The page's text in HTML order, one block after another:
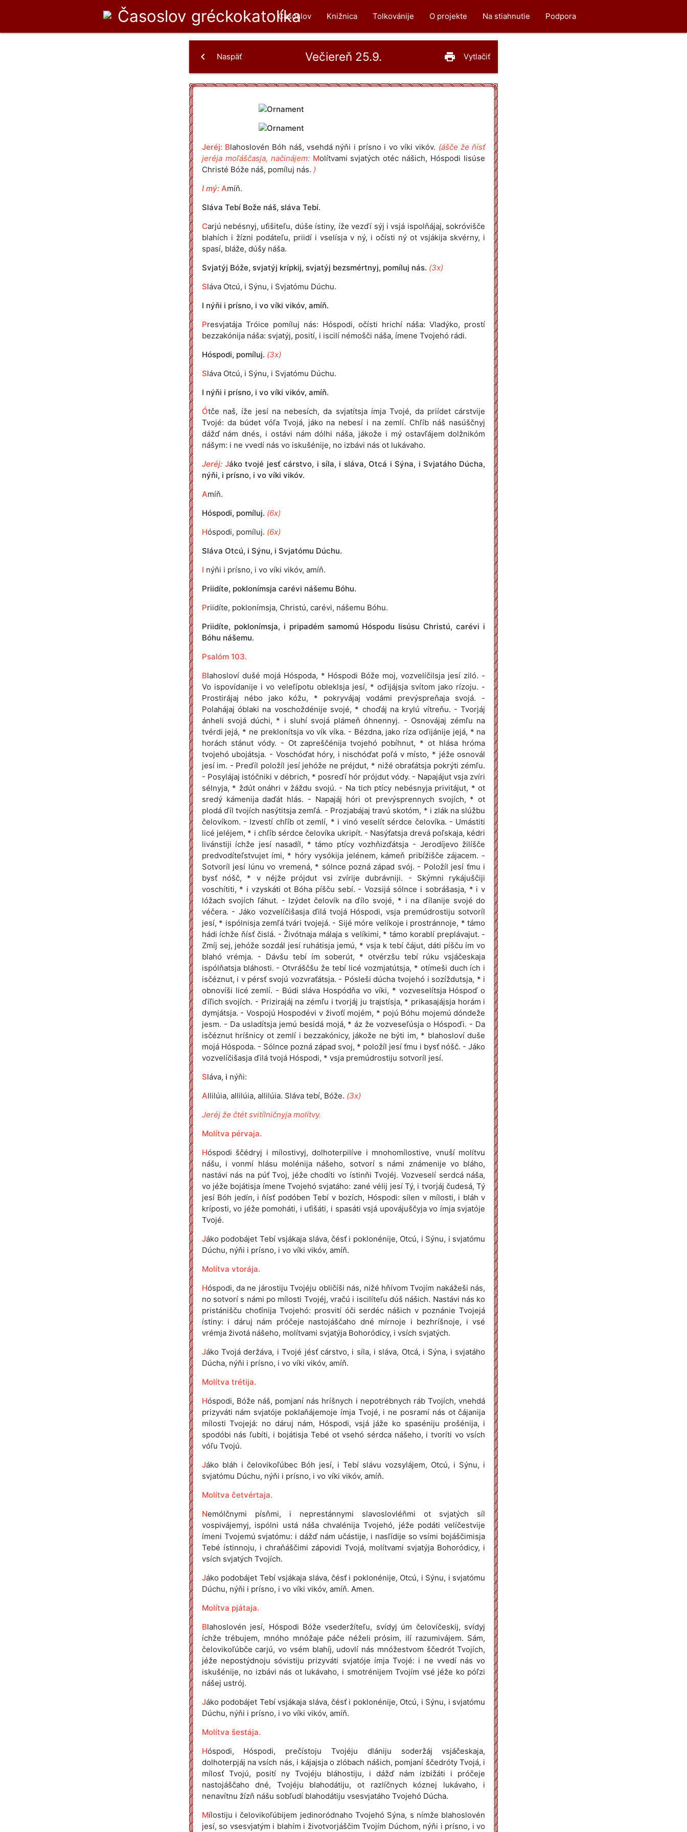
Časoslov gréckokatolíka
Časoslov Knižnica Tolkovánije O projekte Na stiahnutie Podpora
Večiereň 25.9.
chevron_left Naspäť print Vytlačiť
Jeréj: Blahoslovén Bóh náš, vsehdá nýňi i prísno i vo víki vikóv. (ášče že ňísť
jeréja moľáščasja, načinájem: Molítvami svjatých otéc nášich, Hóspodi Iisúse
Christé Bóže náš, pomíluj nás. )
I mý: Amíň.
Sláva Tebí Bože náš, sláva Tebí.
Carjú nebésnyj, uťišiteľu, dúše ístiny, íže vezďí sýj i vsjá ispolňájaj, sokróvišče
blahích i žízni podáteľu, priidí i vselísja v ný, i očísti ný ot vsjákija skvérny, i
spasí, bláže, dúšy náša.
Svjatýj Bóže, svjatýj krípkij, svjatýj bezsmértnyj, pomíluj nás. (3x)
Sláva Otcú, i Sýnu, i Svjatómu Dúchu.
I nýňi i prísno, i vo víki vikóv, amíň.
Presvjatája Tróice pomíluj nás: Hóspodi, očísti hrichí náša: Vladýko, prostí
bezzakónija náša: svjatýj, posití, i iscilí némošči náša, ímene Tvojehó rádi.
Hóspodi, pomíluj. (3x)
Sláva Otcú, i Sýnu, i Svjatómu Dúchu.
I nýňi i prísno, i vo víki vikóv, amíň.
Ótče naš, íže jesí na nebesích, da svjatítsja ímja Tvojé, da priídet cárstvije
Tvojé: da búdet vóľa Tvojá, jáko na nebesí i na zemlí. Chľíb náš nasúščnyj
dážď nám dnés, i ostávi nám dólhi náša, jákože i mý ostavľájem dolžnikóm
nášym: i ne vvedí nás vo iskušénije, no izbávi nás ot lukávaho.
Jeréj: Jáko tvojé jesť cárstvo, i síla, i sláva, Otcá i Sýna, i Svjatáho Dúcha,
nýňi, i prísno, i vo víki vikóv.
Amíň.
Hóspodi, pomíluj. (6x)
Hóspodi, pomíluj. (6x)
Sláva Otcú, i Sýnu, i Svjatómu Dúchu.
I nýňi i prísno, i vo víki vikóv, amíň.
Priidíte, poklonímsja carévi nášemu Bóhu.
Priidíte, poklonímsja, Christú, carévi, nášemu Bóhu.
Priidíte, poklonímsja, i pripadém samomú Hóspodu Iisúsu Christú, carévi i
Bóhu nášemu.
Psalóm 103.
Blahosloví dušé mojá Hóspoda, * Hóspodi Bóže moj, vozvelíčilsja jesí ziló. -
Vo ispovídanije i vo veleľípotu obleklsja jesí, * oďijájsja svítom jako rízoju. -
Prostirájaj nébo jako kóžu, * pokryvájaj vodámi prevýspreňaja svojá. -
Polahájaj óblaki na voschoždénije svojé, * choďáj na krylú vítreňu. - Tvorjáj
ánheli svojá dúchi, * i sluhí svojá plámeň óhnennyj. - Osnovájaj zémľu na
tvérdi jejá, * ne preklonítsja vo vík víka. - Bézdna, jako ríza oďijánije jejá, * na
horách stánut vódy. - Ot zapreščénija tvojehó pobíhnut, * ot hlása hróma
tvojehó ubojátsja. - Voschóďat hóry, i nischóďat poľá v místo, * jéže osnovál
jesí im. - Preďíl položíl jesí jehóže ne préjdut, * nižé obraťátsja pokrýti zémľu.
- Posylájaj istóčniki v débrich, * posreďí hór prójdut vódy. - Napajájut vsja zvíri
sélnyja, * ždút onáhri v žáždu svojú. - Na tich ptícy nebésnyja privitájut, * ot
sredý kámenija daďát hlás. - Napajáj hóri ot prevýsprennych svojích, * ot
plodá ďíl tvojích nasýtitsja zemľá. - Prozjabájaj travú skotóm, * i zlák na slúžbu
čelovíkom. - Izvestí chľíb ot zemlí, * i vinó veselít sérdce čelovíka. - Umástiti
licé jeléjem, * i chľíb sérdce čelovíka ukripít. - Nasýťatsja drevá poľskaja, kédri
livánstiji íchže jesí nasadíl, * támo ptícy vozhňizďátsja - Jerodíjevo žilíšče
predvodíteľstvujet ími, * hóry vysókija jelénem, kámeň pribížišče zájacem. -
Sotvoríl jesí lúnu vo vremená, * sólnce pozná západ svój. - Položíl jesí ťmu i
bysť nóšč, * v néjže prójdut vsi zvírije dubrávniji. - Skýmni rykájuščiji
voschítiti, * i vzyskáti ot Bóha píšču sebí. - Vozsijá sólnce i sobrášasja, * i v
lóžach svojích ľáhut. - Izýdet čelovík na ďílo svojé, * i na ďílanije svojé do
véčera. - Jáko vozvelíčišasja ďilá tvojá Hóspodi, vsja premúdrostiju sotvoríl
jesí, * ispólnisja zemľá tvári tvojejá. - Sijé móre velíkoje i prostránnoje, * támo
hádi íchže ňísť čislá. - Živótnaja málaja s velíkimi, * támo korablí preplávajut. -
Zmíj sej, jehóže sozdál jesí ruhátisja jemú, * vsja k tebí čájut, dáti píšču ím vo
blahó vrémja. - Dávšu tebí ím soberút, * otvérzšu tebí rúku vsjáčeskaja
ispólňatsja bláhosti. - Otvráščšu že tebí licé vozmjatútsja, * otímeši duch ích i
isčéznut, i v pérsť svojú vozvraťátsja. - Pósleši dúcha tvojehó i sozíždutsja, * i
obnovíši licé zemlí. - Búdi sláva Hospódňa vo víki, * vozveselítsja Hóspoď o
ďíľich svojích. - Prizirajáj na zémľu i tvorjáj ju trajstísja, * prikasajájsja horám i
dymjátsja. - Vospojú Hospodévi v živoťí mojém, * pojú Bóhu mojemú dóndeže
jesm. - Da usladítsja jemú besidá mojá, * áz že vozveseľúsja o Hóspoďi. - Da
isčéznut hríšnicy ot zemlí i bezzakónicy, jákože ne býti im, * blahosloví duše
mojá Hóspoda. - Sólnce pozná západ svoj, * položíl jesí ťmu i bysť nóšč. - Jáko
vozvelíčišasja ďilá tvojá Hóspodi, * vsja premúdrostiju sotvoríl jesí.
Sláva, i nýňi:
Allilúia, allilúia, allilúia. Sláva tebí, Bóže. (3x)
Jeréj že čtét svitílničnyja molítvy.
Molítva pérvaja.
Hóspodi ščédryj i mílostivyj, dolhoterpilíve i mnohomílostive, vnuší molítvu
nášu, i vonmí hlásu molénija nášeho, sotvorí s námi známenije vo bláho,
nastávi nás na púť Tvoj, jéže chodíti vo ístinňi Tvojéj. Vozveselí serdcá náša,
vo jéže bojátisja ímene Tvojehó svjatáho: zané vélij jesí Tý, i tvorjáj čudesá, Tý
jesí Bóh jedín, i ňísť podóben Tebí v bozích, Hóspodi: sílen v mílosti, i bláh v
kríposti, vo jéže pomoháti, i uťišáti, i spasáti vsjá upovájuščyja vo ímja svjatóje
Tvojé.
Jáko podobájet Tebí vsjákaja sláva, čésť i poklonénije, Otcú, i Sýnu, i svjatómu
Dúchu, nýňi i prísno, i vo víki vikóv, amíň.
Molítva vtorája.
Hóspodi, da ne járostiju Tvojéju obličíši nás, nižé hňívom Tvojím nakážeši nás,
no sotvorí s námi po mílosti Tvojéj, vračú i iscilíteľu dúš nášich. Nastávi nás ko
pristánišču choťínija Tvojehó: prosvití óči serdéc nášich v poznánie Tvojejá
ístiny: i dáruj nám próčeje nastojáščaho dné mírnoje i bezhríšnoje, i vsé
vrémja životá nášeho, molítvami svjatýja Bohoródicy, i vsích svjatých.
Jáko Tvojá deržáva, i Tvojé jésť cárstvo, i síla, i sláva, Otcá, i Sýna, i svjatáho
Dúcha, nýňi i prísno, i vo víki vikóv, amíň.
Molítva trétija.
Hóspodi, Bóže náš, pomjaní nás hríšnych i nepotrébnych ráb Tvojích, vnehdá
prizyváti nám svjatóje poklaňájemoje ímja Tvojé, i ne posramí nás ot čájanija
mílosti Tvojejá: no dáruj nám, Hóspodi, vsjá jáže ko spaséniju prošénija, i
spodóbi nás ľubíti, i bojátisja Tebé ot vsehó sérdca nášeho, i tvoríti vo vsích
vóľu Tvojú.
Jáko bláh i čelovikoľúbec Bóh jesí, i Tebí slávu vozsylájem, Otcú, i Sýnu, i
svjatómu Dúchu, nýňi i prísno, i vo víki vikóv, amíň.
Molítva četvértaja.
Nemólčnymi písňmi, i neprestánnymi slavoslovléňmi ot svjatých síl
vospivájemyj, ispólni ustá náša chvalénija Tvojehó, jéže podáti velíčestvije
ímeni Tvojemú svjatómu: i dážď nám učástije, i nasľídije so vsími bojáščimisja
Tebé ístinnoju, i chraňáščimi zápovidi Tvojá, molítvami svjatýja Bohoródicy, i
vsích svjatých Tvojích.
Jáko podobájet Tebí vsjákaja sláva, čésť i poklonénije, Otcú, i Sýnu, i svjatómu
Dúchu, nýňi i prísno, i vo víki vikóv, amíň. Amen.
Molítva pjátaja.
Blahoslovén jesí, Hóspodi Bóže vsederžíteľu, svídyj úm čelovíčeskij, svídyj
íchže trébujem, mnóho mnóžaje páče néželi prósim, ilí razumivájem. Sám,
čelovikoľúbče carjú, vo vsém blahíj, udovlí nás mnóžestvom ščedrót Tvojích,
jéže nepostýdnoju sóvistiju prizyváti svjatóje ímja Tvojé: i ne vvedí nás vo
iskušénije, no izbávi nás ot lukávaho, i smotrénijem Tvojím vsé jéže ko póľzi
nášej ustrój.
Jáko podobájet Tebí vsjákaja sláva, čésť i poklonénije, Otcú, i Sýnu, i svjatómu
Dúchu, nýňi i prísno, i vo víki vikóv, amíň.
Molítva šestája.
Hóspodi, Hóspodi, prečístoju Tvojéju dlániju soderžáj vsjáčeskaja,
dolhoterpjáj na vsích nás, i kájajsja o zlóbach nášich, pomjaní ščedróty Tvojá, i
mílosť Tvojú, posití ny Tvojéju bláhostiju, i dážď nám izbižáti i próčeje
nastojáščaho dné, Tvojéju blahodátiju, ot razlíčnych kóznej lukávaho, i
nenavítnu žízň nášu sobľudí blahodátiju vsesvjatáho Tvojehó Dúcha.
Mílostiju i čelovikoľúbijem jedinoródnaho Tvojehó Sýna, s nímže blahoslovén
jesí, so vsesvjatým i blahím i životvorjáščim Tvojím Dúchom, nýňi i prísno, i vo